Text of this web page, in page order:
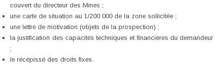
couvert du directeur des Mines ;
une carte de situation au 1/200 000 de la zone sollicitée ;
une lettre de motivation (objets de la prospection) ;
la justification des capacités techniques et financières du demandeur
;
le récépissé des droits fixes.